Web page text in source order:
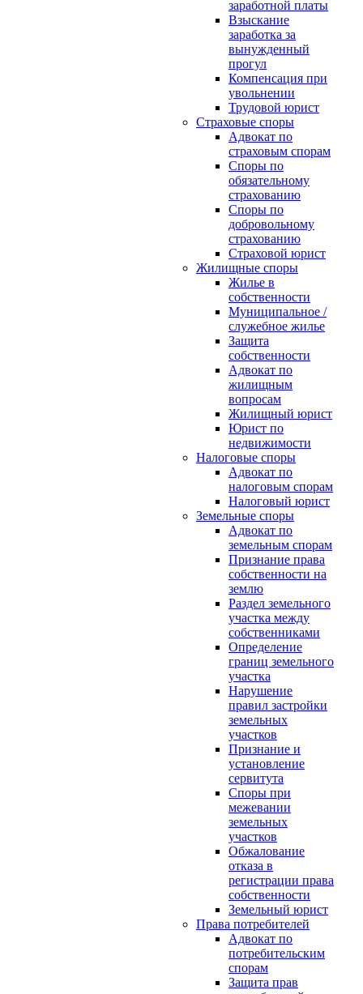
заработной платы
Взыскание
заработка за
вынужденный
прогул
Компенсация при
увольнении
Трудовой юрист
Страховые споры
Адвокат по
страховым спорам
Споры по
обязательному
страхованию
Споры по
добровольному
страхованию
Страховой юрист
Жилищные споры
Жилье в
собственности
Муниципальное /
служебное жилье
Защита
собственности
Адвокат по
жилищным
вопросам
Жилищный юрист
Юрист по
недвижимости
Налоговые споры
Адвокат по
налоговым спорам
Налоговый юрист
Земельные споры
Адвокат по
земельным спорам
Признание права
собственности на
землю
Раздел земельного
участка между
собственниками
Определение
границ земельного
участка
Нарушение
правил застройки
земельных
участков
Признание и
установление
сервитута
Споры при
межевании
земельных
участков
Обжалование
отказа в
регистрации права
собственности
Земельный юрист
Права потребителей
Адвокат по
потребительским
спорам
Защита прав